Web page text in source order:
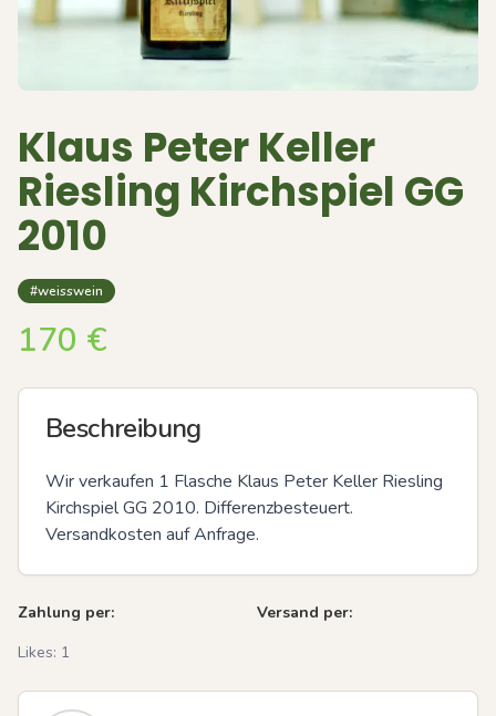
Klaus Peter Keller
Riesling Kirchspiel GG
2010
#weisswein
170 €
Beschreibung
Wir verkaufen 1 Flasche Klaus Peter Keller Riesling
Kirchspiel GG 2010. Differenzbesteuert.
Versandkosten auf Anfrage.
Zahlung per:
Versand per:
Likes: 1